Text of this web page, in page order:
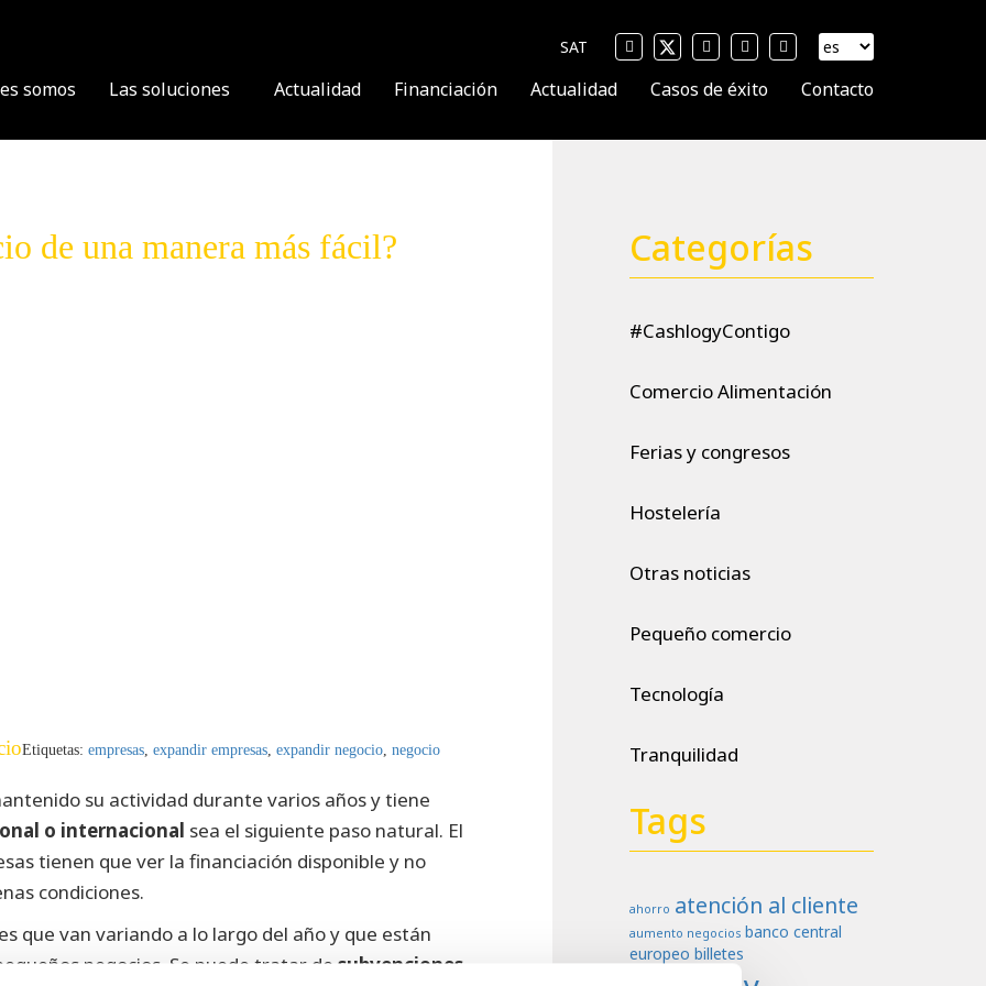
SAT
somos Las soluciones Actualidad Financiación Actualidad Casos de éxito Contacto
de una manera más fácil?
Etiquetas: empresas expandir empresas expandir negocio negocio
su actividad durante varios años y tiene
o internacional sea el siguiente paso natural. El
tienen que ver la financiación disponible y no
condiciones.
que van variando a lo largo del año y que están
negocios. Se puede tratar de subvenciones
Categorías
#CashlogyContigo
Comercio Alimentación
Ferias y congresos
Hostelería
Otras noticias
Pequeño comercio
Tecnología
Tranquilidad
Tags
ahorro atención al cliente
aumento negocios banco central
europeo billetes